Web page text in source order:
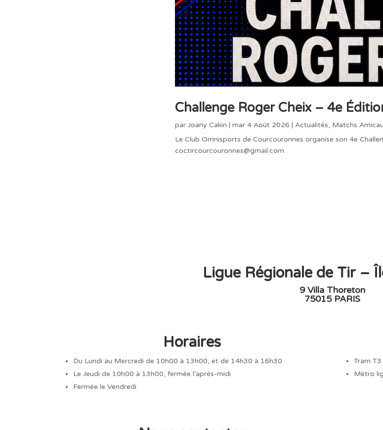
Challenge Roger Cheix – 4e
parJoany Cakin |mar 4 Août 2026 |Actualités, Matchs
Le Club Omnisports de Courcouronnes organise son 4e
coctircourcouronnes@gmail.com
Ligue Régionale de Tir –
9 Villa Thoreton
75015 PARIS
Horaires
Du Lundi au Mercredi de 10h00 à 13h00, et de 14h30 à 16h30
Le Jeudi de 10h00 à 13h00, fermée l’après-midi
Fermée le Vendredi
Tram
Métro